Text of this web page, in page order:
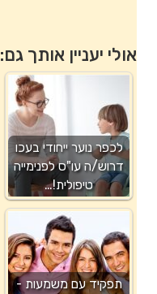
אולי יעניין אותך גם:
לכפר נוער ייחודי בעכו
דרוש/ה עו"ס לפנימייה
טיפולית!…
תפקיד עם משמעות -